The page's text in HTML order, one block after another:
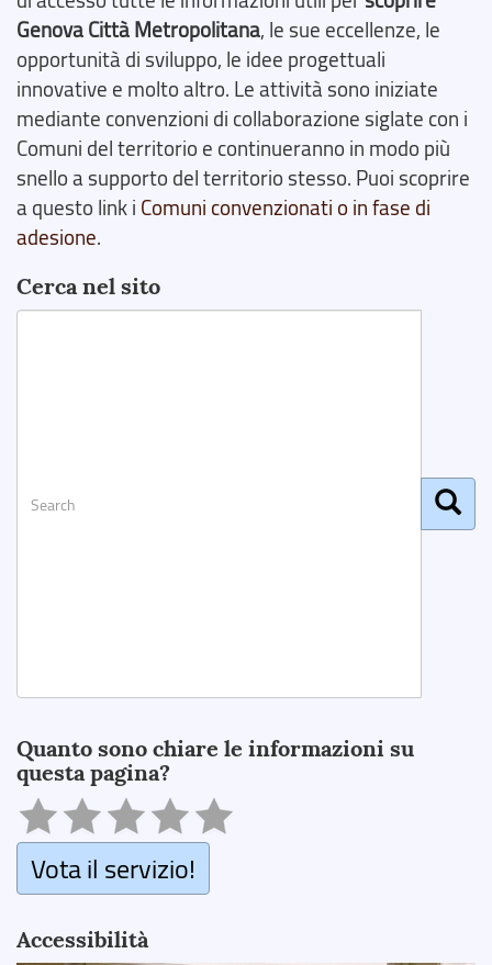
Genova Città Metropolitana, le sue eccellenze, le
opportunità di sviluppo, le idee progettuali
innovative e molto altro. Le attività sono iniziate
mediante convenzioni di collaborazione siglate con i
Comuni del territorio e continueranno in modo più
snello a supporto del territorio stesso. Puoi scoprire
a questo link i Comuni convenzionati o in fase di
adesione.
Cerca nel sito
Quanto sono chiare le informazioni su
questa pagina?
Vota il servizio!
Accessibilità